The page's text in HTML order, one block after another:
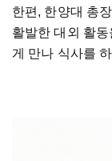
한편 , 한양대 총
활발한 대외 활동
게 만나 식사를